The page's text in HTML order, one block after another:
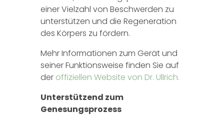
einer Vielzahl von Beschwerden zu
unterstützen und die Regeneration
des Körpers zu fördern.
Mehr Informationen zum Gerät und
seiner Funktionsweise finden Sie auf
der offiziellen Website von Dr. Ullrich.
Unterstützend zum
Genesungsprozess